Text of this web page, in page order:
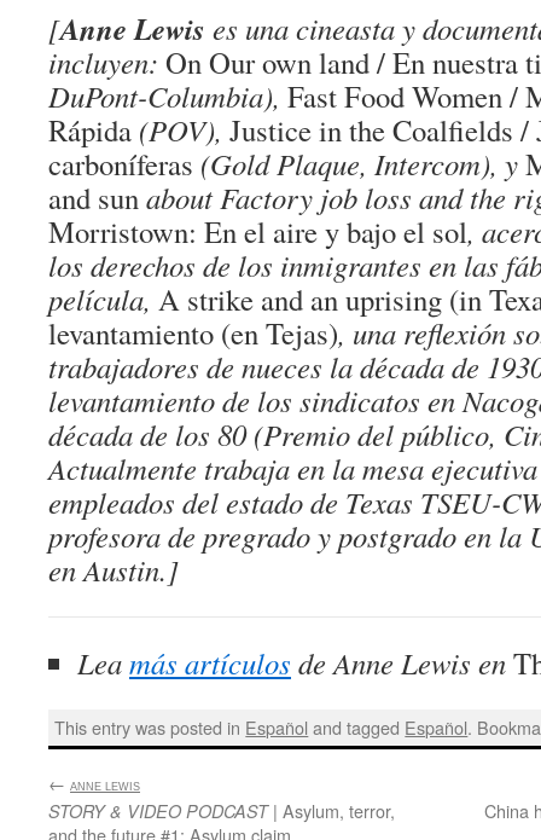
[Anne Lewis es una cineasta y
incluyen: On Our own land / En nuestra
DuPont-Columbia), Fast Food Women /
Rápida (POV), Justice in the Coalfields /
carboníferas (Gold Plaque, Intercom), y
and sunabout Factory job loss and the
Morristown: En el aire y bajo el sol,
los derechos de los inmigrantes en las
película, A strike and an uprising (in
levantamiento (en Tejas), una reflexión
trabajadores de nueces la década de
levantamiento de los sindicatos en
década de los 80 (Premio del público,
Actualmente trabaja en la mesa
empleados del estado de Texas TSEU-
profesora de pregrado y postgrado en la
en Austin.]
Leamás artículos de Anne Lewis en
This entry was posted in Español and tagged Español.
← ANNE LEWIS
STORY & VIDEO PODCAST| Asylum, terror,
and the future #1: Asylum claim
China